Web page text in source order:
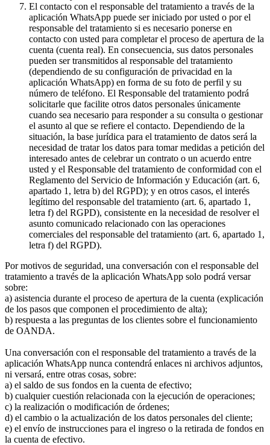
El contacto con el responsable del tratamiento a través de la
aplicación WhatsApp puede ser iniciado por usted o por el
responsable del tratamiento si es necesario ponerse en
contacto con usted para completar el proceso de apertura de la
cuenta (cuenta real). En consecuencia, sus datos personales
pueden ser transmitidos al responsable del tratamiento
(dependiendo de su configuración de privacidad en la
aplicación WhatsApp) en forma de su foto de perfil y su
número de teléfono. El Responsable del tratamiento podrá
solicitarle que facilite otros datos personales únicamente
cuando sea necesario para responder a su consulta o gestionar
el asunto al que se refiere el contacto. Dependiendo de la
situación, la base jurídica para el tratamiento de datos será la
necesidad de tratar los datos para tomar medidas a petición del
interesado antes de celebrar un contrato o un acuerdo entre
usted y el Responsable del tratamiento de conformidad con el
Reglamento del Servicio de Información y Educación (art. 6,
apartado 1, letra b) del RGPD); y en otros casos, el interés
legítimo del responsable del tratamiento (art. 6, apartado 1,
letra f) del RGPD), consistente en la necesidad de resolver el
asunto comunicado relacionado con las operaciones
comerciales del responsable del tratamiento (art. 6, apartado 1,
letra f) del RGPD).
Por motivos de seguridad, una conversación con el responsable del
tratamiento a través de la aplicación WhatsApp solo podrá versar
sobre:
a) asistencia durante el proceso de apertura de la cuenta (explicación
de los pasos que componen el procedimiento de alta);
b) respuesta a las preguntas de los clientes sobre el funcionamiento
de OANDA.
Una conversación con el responsable del tratamiento a través de la
aplicación WhatsApp nunca contendrá enlaces ni archivos adjuntos,
ni versará, entre otras cosas, sobre:
a) el saldo de sus fondos en la cuenta de efectivo;
b) cualquier cuestión relacionada con la ejecución de operaciones;
c) la realización o modificación de órdenes;
d) el cambio o la actualización de los datos personales del cliente;
e) el envío de instrucciones para el ingreso o la retirada de fondos en
la cuenta de efectivo.